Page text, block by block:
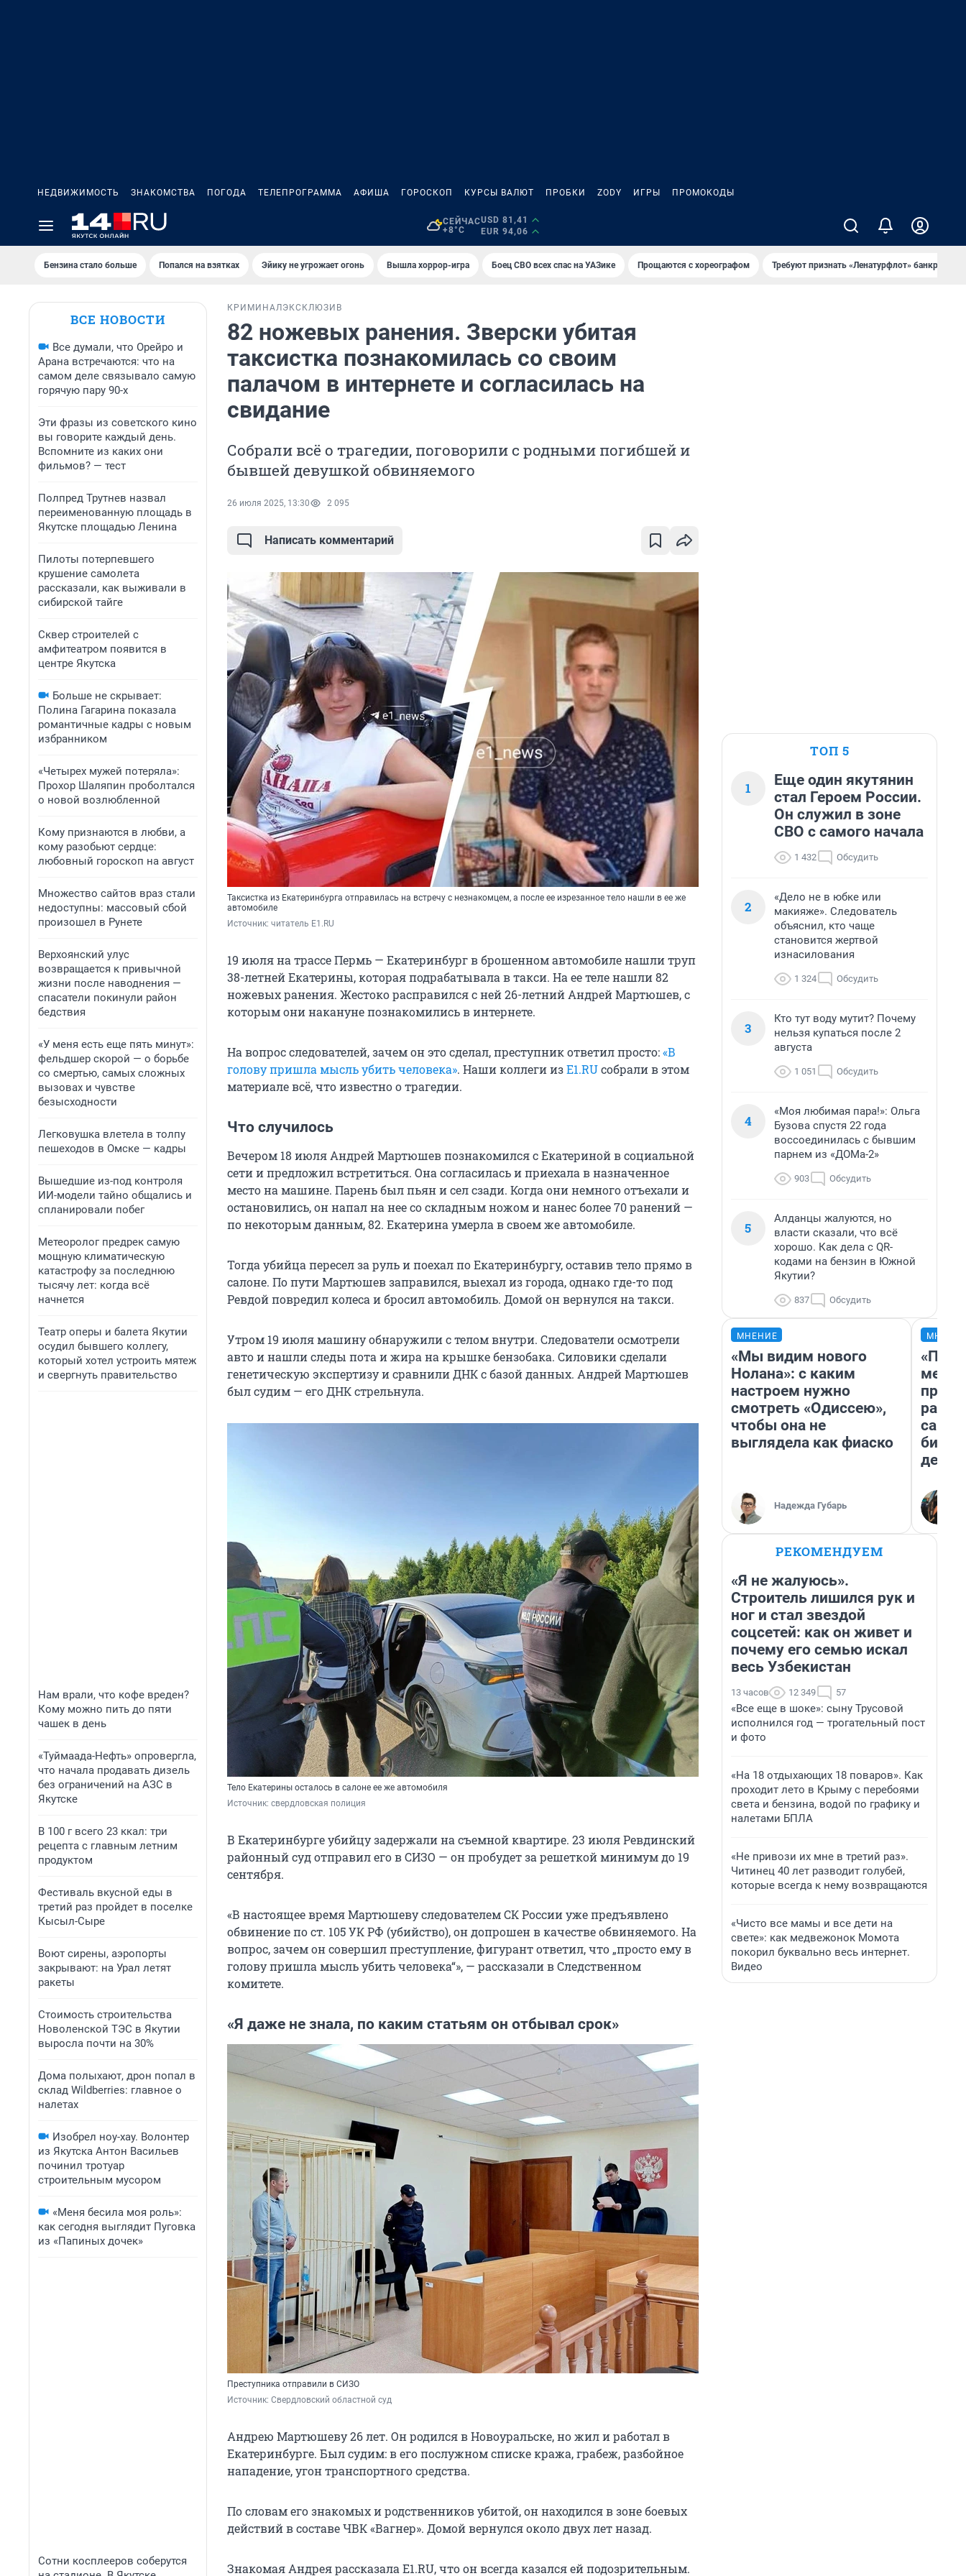
НЕДВИЖИМОСТЬ ЗНАКОМСТВА ПОГОДА ТЕЛЕПРОГРАММА АФИША ГОРОСКОП КУРСЫ ВАЛЮТ ПРОБКИ ZODY ИГРЫ ПРОМОКОДЫ
СЕЙЧАС
+8°C
USD 81,41
EUR 94,06
Бензина стало больше Попался на взятках Эйику не угрожает огонь Вышла хоррор-игра Боец СВО всех спас на УАЗике Прощаются с хореографом Требуют признать «Ленатурфлот» банкротом
ВСЕ НОВОСТИ
Все думали, что Орейро и
Арана встречаются: что на
самом деле связывало самую
горячую пару 90-х
Эти фразы из советского кино
вы говорите каждый день.
Вспомните из каких они
фильмов? — тест
Полпред Трутнев назвал
переименованную площадь в
Якутске площадью Ленина
Пилоты потерпевшего
крушение самолета
рассказали, как выживали в
сибирской тайге
Сквер строителей с
амфитеатром появится в
центре Якутска
Больше не скрывает:
Полина Гагарина показала
романтичные кадры с новым
избранником
«Четырех мужей потеряла»:
Прохор Шаляпин проболтался
о новой возлюбленной
Кому признаются в любви, а
кому разобьют сердце:
любовный гороскоп на август
Множество сайтов враз стали
недоступны: массовый сбой
произошел в Рунете
Верхоянский улус
возвращается к привычной
жизни после наводнения —
спасатели покинули район
бедствия
«У меня есть еще пять минут»:
фельдшер скорой — о борьбе
со смертью, самых сложных
вызовах и чувстве
безысходности
Легковушка влетела в толпу
пешеходов в Омске — кадры
Вышедшие из-под контроля
ИИ-модели тайно общались и
спланировали побег
Метеоролог предрек самую
мощную климатическую
катастрофу за последнюю
тысячу лет: когда всё
начнется
Театр оперы и балета Якутии
осудил бывшего коллегу,
который хотел устроить мятеж
и свергнуть правительство
Нам врали, что кофе вреден?
Кому можно пить до пяти
чашек в день
«Туймаада-Нефть» опровергла,
что начала продавать дизель
без ограничений на АЗС в
Якутске
В 100 г всего 23 ккал: три
рецепта с главным летним
продуктом
Фестиваль вкусной еды в
третий раз пройдет в поселке
Кысыл-Сыре
Воют сирены, аэропорты
закрывают: на Урал летят
ракеты
Стоимость строительства
Новоленской ТЭС в Якутии
выросла почти на 30%
Дома полыхают, дрон попал в
склад Wildberries: главное о
налетах
Изобрел ноу-хау. Волонтер
из Якутска Антон Васильев
починил тротуар
строительным мусором
«Меня бесила моя роль»:
как сегодня выглядит Пуговка
из «Папиных дочек»
Сотни косплееров соберутся
КРИМИНАЛ ЭКСКЛЮЗИВ
82 ножевых ранения. Зверски убитая
таксистка познакомилась со своим
палачом в интернете и согласилась на
свидание
Собрали всё о трагедии, поговорили с родными погибшей и
бывшей девушкой обвиняемого
26 июля 2025, 13:30 2 095
Написать комментарий
Таксистка из Екатеринбурга отправилась на встречу с незнакомцем, а после ее изрезанное тело нашли в ее же
автомобиле
Источник: читатель E1.RU
19 июля на трассе Пермь — Екатеринбург в брошенном автомобиле нашли труп
38-летней Екатерины, которая подрабатывала в такси. На ее теле нашли 82
ножевых ранения. Жестоко расправился с ней 26-летний Андрей Мартюшев, с
которым они накануне познакомились в интернете.
На вопрос следователей, зачем он это сделал, преступник ответил просто:«В
голову пришла мысль убить человека». Наши коллеги изE1.RUсобрали в этом
материале всё, что известно о трагедии.
Что случилось
Вечером 18 июля Андрей Мартюшев познакомился с Екатериной в социальной
сети и предложил встретиться. Она согласилась и приехала в назначенное
место на машине. Парень был пьян и сел сзади. Когда они немного отъехали и
остановились, он напал на нее со складным ножом и нанес более 70 ранений —
по некоторым данным, 82. Екатерина умерла в своем же автомобиле.
Тогда убийца пересел за руль и поехал по Екатеринбургу, оставив тело прямо в
салоне. По пути Мартюшев заправился, выехал из города, однако где-то под
Ревдой повредил колеса и бросил автомобиль. Домой он вернулся на такси.
Утром 19 июля машину обнаружили с телом внутри. Следователи осмотрели
авто и нашли следы пота и жира на крышке бензобака. Силовики сделали
генетическую экспертизу и сравнили ДНК с базой данных. Андрей Мартюшев
был судим — его ДНК стрельнула.
Тело Екатерины осталось в салоне ее же автомобиля
Источник: свердловская полиция
В Екатеринбурге убийцу задержали на съемной квартире. 23 июля Ревдинский
районный суд отправил его в СИЗО — он пробудет за решеткой минимум до 19
сентября.
«В настоящее время Мартюшеву следователем СК России уже предъявлено
обвинение по ст. 105 УК РФ (убийство), он допрошен в качестве обвиняемого. На
вопрос, зачем он совершил преступление, фигурант ответил, что „просто ему в
голову пришла мысль убить человека“», — рассказали в Следственном
комитете.
«Я даже не знала, по каким статьям он отбывал срок»
Преступника отправили в СИЗО
Источник: Свердловский областной суд
Андрею Мартюшеву 26 лет. Он родился в Новоуральске, но жил и работал в
Екатеринбурге. Был судим: в его послужном списке кража, грабеж, разбойное
нападение, угон транспортного средства.
По словам его знакомых и родственников убитой, он находился в зоне боевых
действий в составе ЧВК «Вагнер». Домой вернулся около двух лет назад.
Знакомая Андрея рассказала E1.RU, что он всегда казался ей подозрительным.
ТОП 5
1
Еще один якутянин
стал Героем России.
Он служил в зоне
СВО с самого начала
1 432 Обсудить
2
«Дело не в юбке или
макияже». Следователь
объяснил, кто чаще
становится жертвой
изнасилования
1 324 Обсудить
3
Кто тут воду мутит? Почему
нельзя купаться после 2
августа
1 051 Обсудить
4
«Моя любимая пара!»: Ольга
Бузова спустя 22 года
воссоединилась с бывшим
парнем из «ДОМа-2»
903 Обсудить
5
Алданцы жалуются, но
власти сказали, что всё
хорошо. Как дела с QR-
кодами на бензин в Южной
Якутии?
837 Обсудить
МНЕНИЕ
«Мы видим нового
Нолана»: с каким
настроем нужно
смотреть «Одиссею»,
чтобы она не
выглядела как фиаско
Надежда Губарь
РЕКОМЕНДУЕМ
«Я не жалуюсь».
Строитель лишился рук и
ног и стал звездой
соцсетей: как он живет и
почему его семью искал
весь Узбекистан
13 часов 12 349 57
«Все еще в шоке»: сыну Трусовой
исполнился год — трогательный пост
и фото
«На 18 отдыхающих 18 поваров». Как
проходит лето в Крыму с перебоями
света и бензина, водой по графику и
налетами БПЛА
«Не привози их мне в третий раз».
Читинец 40 лет разводит голубей,
которые всегда к нему возвращаются
«Чисто все мамы и все дети на
свете»: как медвежонок Момота
покорил буквально весь интернет.
Видео